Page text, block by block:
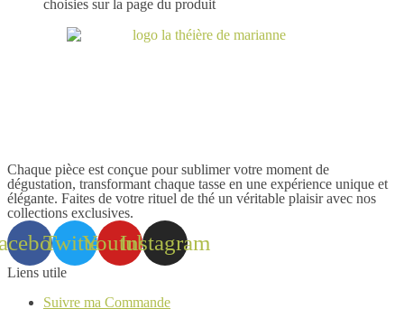
choisies sur la page du produit
Chaque pièce est conçue pour sublimer votre moment de
dégustation, transformant chaque tasse en une expérience unique et
élégante. Faites de votre rituel de thé un véritable plaisir avec nos
collections exclusives.
TwitterYoutubeInstagram
Liens utile
Suivre ma Commande